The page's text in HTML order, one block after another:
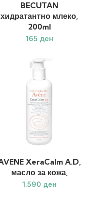
BECUTAN
хидратантно млеко,
200ml
ден
XeraCalm A.D,
масло за кожа,
ден